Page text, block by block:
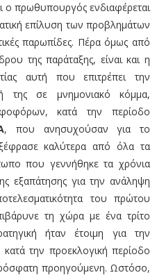
ο πρωθυπουργός ενδιαφέρεται
επίλυση των προβλημάτων
παρωπίδες. Πέρα όμως από
της παράταξης, είναι και η
αυτή που επιτρέπει την
της σε μνημονιακό κόμμα,
κατά την περίοδο
, που ανησυχούσαν για το
καλύτερα από όλα τα
που γεννήθηκε τα χρόνια
εξαπάτησης για την ανάληψη
του πρώτου
τη χώρα με ένα τρίτο
ήταν έτοιμη για την
την προεκλογική περίοδο
προηγούμενη. Ωστόσο,